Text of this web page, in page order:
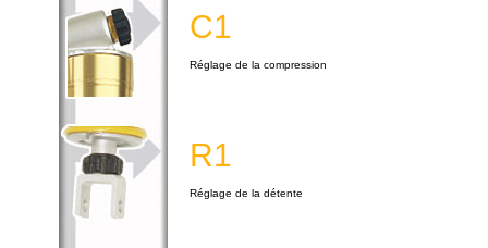
C1
Réglage de la compression
R1
Réglage de la détente